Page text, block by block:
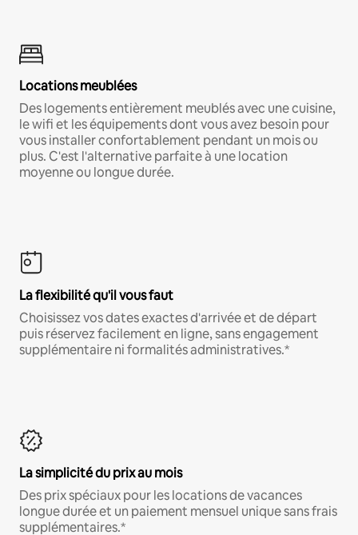
Locations meublées
Des logements entièrement meublés avec une cuisine,
le wifi et les équipements dont vous avez besoin pour
vous installer confortablement pendant un mois ou
plus. C'est l'alternative parfaite à une location
moyenne ou longue durée.
La flexibilité qu'il vous faut
Choisissez vos dates exactes d'arrivée et de départ
puis réservez facilement en ligne, sans engagement
supplémentaire ni formalités administratives.*
La simplicité du prix au mois
Des prix spéciaux pour les locations de vacances
longue durée et un paiement mensuel unique sans frais
supplémentaires.*